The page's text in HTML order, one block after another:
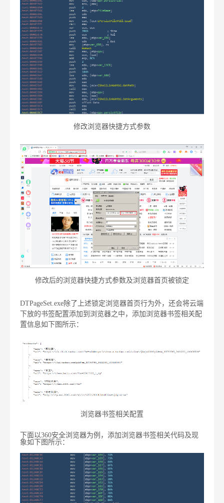
修改浏览器快捷方式参数
修改后的浏览器快捷方式参数及浏览器首页被锁定
DTPageSet.exe除了上述锁定浏览器首页行为外，还会将云端
下放的书签配置添加到浏览器之中，添加浏览器书签相关配
置信息如下图所示：
浏览器书签相关配置
下面以360安全浏览器为例，添加浏览器书签相关代码及现
象如下图所示：